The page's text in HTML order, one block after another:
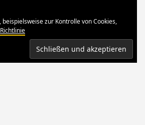
zur Kontrolle von Cookies,